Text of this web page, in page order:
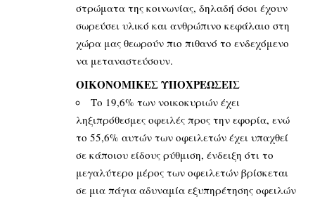
στρώματα της κοινωνίας, δηλαδή όσοι έχουν
σωρεύσει υλικό και ανθρώπινο κεφάλαιο στη
χώρα μας θεωρούν πιο πιθανό το ενδεχόμενο
να μεταναστεύσουν.
ΟΙΚΟΝΟΜΙΚΕΣ ΥΠΟΧΡΕΩΣΕΙΣ
Το 19,6% των νοικοκυριών έχει
ληξιπρόθεσμες οφειλές προς την εφορία, ενώ
το 55,6% αυτών των οφειλετών έχει υπαχθεί
σε κάποιου είδους ρύθμιση, ένδειξη ότι το
μεγαλύτερο μέρος των οφειλετών βρίσκεται
σε μια πάγια αδυναμία εξυπηρέτησης οφειλών